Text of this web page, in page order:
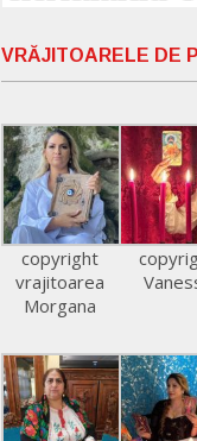
VRĂJITOARELE DE
copyright
vrajitoarea
Morgana